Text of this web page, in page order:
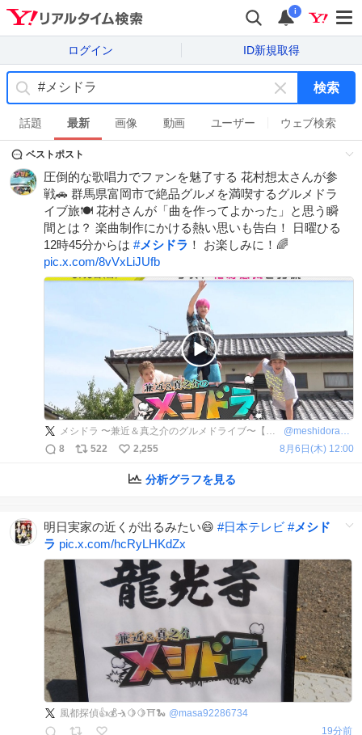
i
ログイン ID新規取得
キ
ー
ワ
ド
を
消
す
検索
話題 最新 画像 動画 ユーザー ウェブ検索
ベストポスト
圧倒的な歌唱力でファンを魅了する 花村想太さんが参
戦🚗 群馬県富岡市で絶品グルメを満喫するグルメドラ
イブ旅🍽 花村さんが「曲を作ってよかった」と思う瞬
間とは？ 楽曲制作にかける熱い思いも告白！ 日曜ひる
12時45分からは #メシドラ ！ お楽しみに！🌈
pic.x.com/8vVxLiJUfb
メシドラ 〜兼近＆真之介のグルメドライブ〜【公式】 @meshidora_ntv
8
522 2,255 8月6日(木) 12:00
分析グラフを見る
明日実家の近くが出るみたい😄 #日本テレビ #メシド
ラ pic.x.com/hcRyLHKdZx
風都探偵👍💰️🤺🍋🍋⛩️🐍 @masa92286734
19分前